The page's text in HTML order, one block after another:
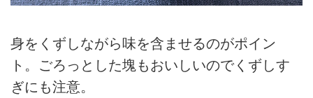
身をくずしながら味を含ませるのがポイン
ト。ごろっとした塊もおいしいのでくずしす
ぎにも注意。